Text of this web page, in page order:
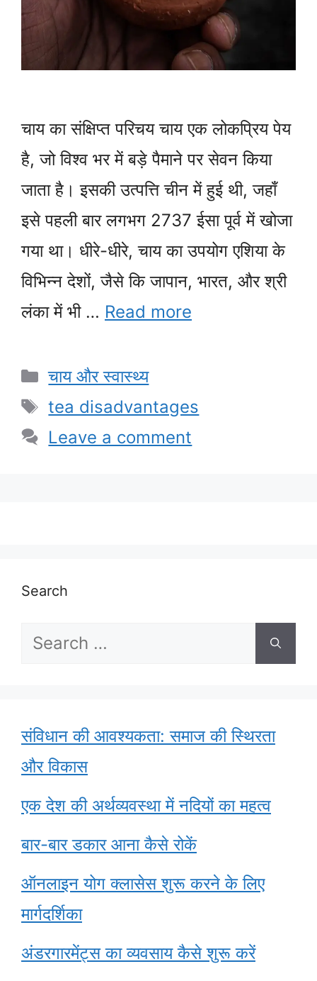
चाय का संक्षिप्त परिचय चाय एक लोकप्रिय पेय
है, जो विश्व भर में बड़े पैमाने पर सेवन किया
जाता है। इसकी उत्पत्ति चीन में हुई थी, जहाँ
इसे पहली बार लगभग 2737 ईसा पूर्व में खोजा
गया था। धीरे-धीरे, चाय का उपयोग एशिया के
विभिन्न देशों, जैसे कि जापान, भारत, और श्री
लंका में भी … Read more
Categories
चाय और स्वास्थ्य
Tags
tea disadvantages
Leave a comment
Search
Search
संविधान की आवश्यकता: समाज की स्थिरता
और विकास
एक देश की अर्थव्यवस्था में नदियों का महत्व
बार-बार डकार आना कैसे रोकें
ऑनलाइन योग क्लासेस शुरू करने के लिए
मार्गदर्शिका
अंडरगारमेंट्स का व्यवसाय कैसे शुरू करें